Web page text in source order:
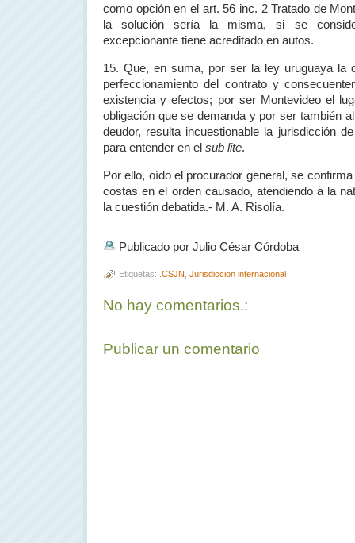
como opción en el art. 56 inc. 2 Tratado de
la solución sería la misma, si se
excepcionante tiene acreditado en autos.
15. Que, en suma, por ser la ley uruguaya la
perfeccionamiento del contrato y
existencia y efectos; por ser Montevideo el
obligación que se demanda y por ser también
deudor, resulta incuestionable la jurisdicción
para entender en el sub lite.
Por ello, oído el procurador general, se
costas en el orden causado, atendiendo a la
la cuestión debatida.- M. A. Risolía.
Publicado por Julio César Córdoba
Etiquetas: .CSJN Jurisdiccion internacional
No hay comentarios.:
Publicar un comentario